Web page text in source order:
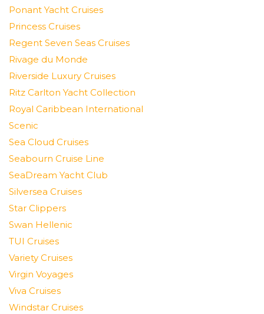
Ponant Yacht Cruises
Princess Cruises
Regent Seven Seas Cruises
Rivage du Monde
Riverside Luxury Cruises
Ritz Carlton Yacht Collection
Royal Caribbean International
Scenic
Sea Cloud Cruises
Seabourn Cruise Line
SeaDream Yacht Club
Silversea Cruises
Star Clippers
Swan Hellenic
TUI Cruises
Variety Cruises
Virgin Voyages
Viva Cruises
Windstar Cruises